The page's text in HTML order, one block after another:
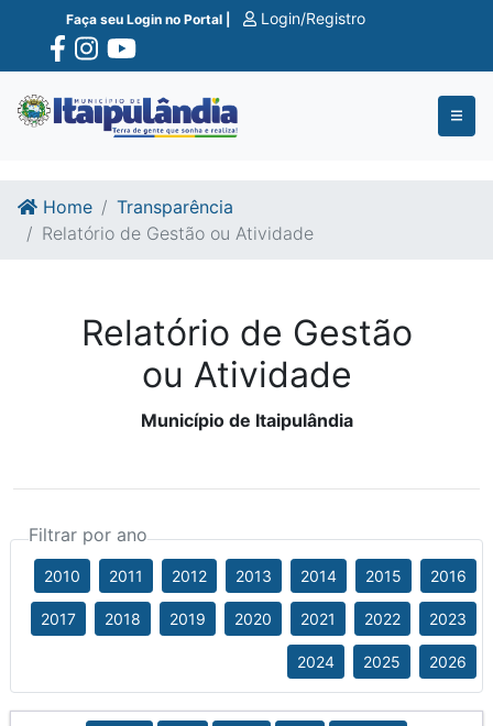
Ir para o conte�do
Ir para o fim do conte�do
Faça seu Login no Portal | Login/Registro
Home
Transparência
Relatório de Gestão ou Atividade
Relatório de Gestão
ou Atividade
Município de Itaipulândia
Filtrar por ano
2010 2011 2012 2013 2014 2015 2016
2017 2018 2019 2020 2021 2022 2023
2024 2025 2026